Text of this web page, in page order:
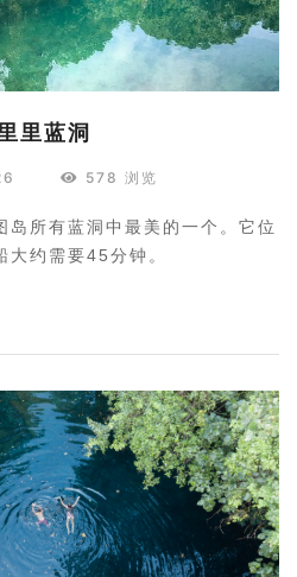
里蓝洞
578 浏览
岛所有蓝洞中最美的一个。它位
大约需要45分钟。